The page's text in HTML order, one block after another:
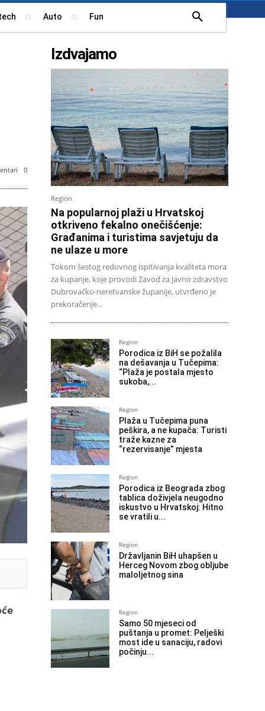
Auto Fun
0
Izdvajamo
Region
Na popularnoj plaži u Hrvatskoj
otkriveno fekalno onečišćenje:
Građanima i turistima savjetuju da
ne ulaze u more
Tokom šestog redovnog ispitivanja kvaliteta mora
za kupanje, koje provodi Zavod za javno zdravstvo
Dubrovačko-neretvanske županije, utvrđeno je
prekoračenje...
Region
Porodica iz BiH se požalila
na dešavanja u Tučepima:
“Plaža je postala mjesto
sukoba,...
Region
Plaža u Tučepima puna
peškira, a ne kupača: Turisti
traže kazne za
“rezervisanje” mjesta
Region
Porodica iz Beograda zbog
tablica doživjela neugodno
iskustvo u Hrvatskoj: Hitno
se vratili u...
Region
Državljanin BiH uhapšen u
Herceg Novom zbog obljube
maloljetnog sina
Region
Samo 50 mjeseci od
puštanja u promet: Pelješki
most ide u sanaciju, radovi
počinju...